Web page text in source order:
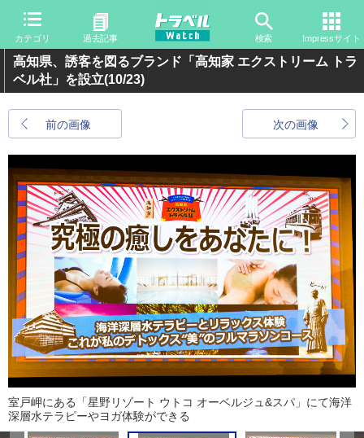
カテゴリ 過去記事 検索 Impressサイト
高知県、誘客を図るブランド「高知家 エクストリーム トラ
ベル社」を設立(10/23)
前の画像 次の画像
室戸岬にある「星野リゾート ウトコ オーベルジュ&スパ」にて海洋
深層水テラピーやヨガ体験ができる